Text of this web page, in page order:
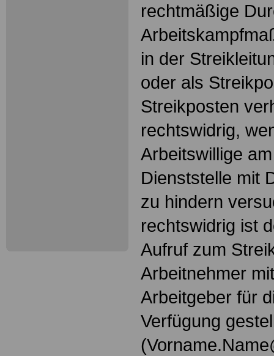
rechtmäßige
in der
oder als
Streikposten
rechtswidrig,
Arbeitswillige
Dienststelle mit
zu hindern
rechtswidrig ist
Aufruf zum
Arbeitnehmer
Arbeitgeber für
Verfügung